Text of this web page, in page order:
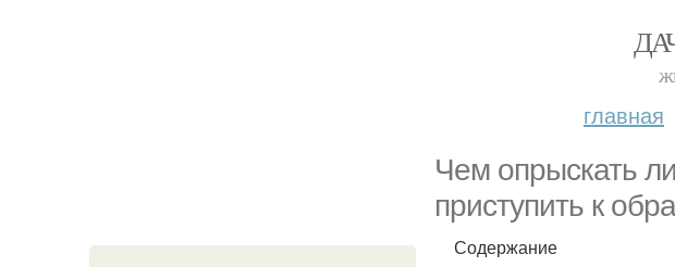
главная
Чем опрыскать
приступить к
Содержание